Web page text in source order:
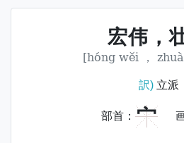
宏伟，
[hóng wěi ，
訳)立派
部首： 宀